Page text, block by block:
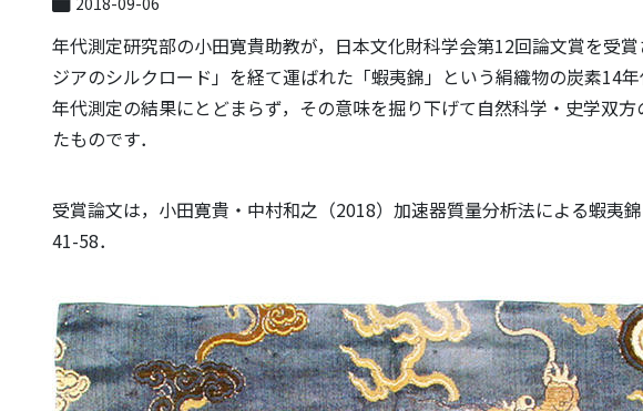
年代測定研究部の小田寛貴助教が，日本文化財科学会第12回論文賞を受
ジアのシルクロード」を経て運ばれた「蝦夷錦」という絹織物の炭素14
年代測定の結果にとどまらず，その意味を掘り下げて自然科学・史学双
たものです．
受賞論文は，小田寛貴・中村和之（2018）加速器質量分析法による蝦夷
41-58．